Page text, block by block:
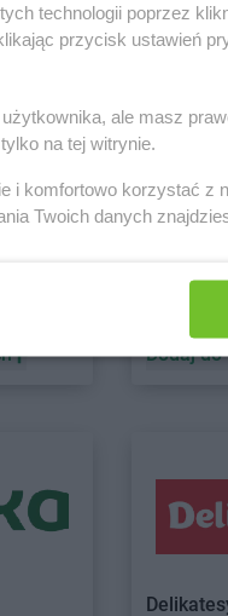
Drogerie
max
Dodaj
technologii poprzez
przycisk ustawień
ale masz
na tej witrynie.
i komfortowo korzystać z
Twoich danych